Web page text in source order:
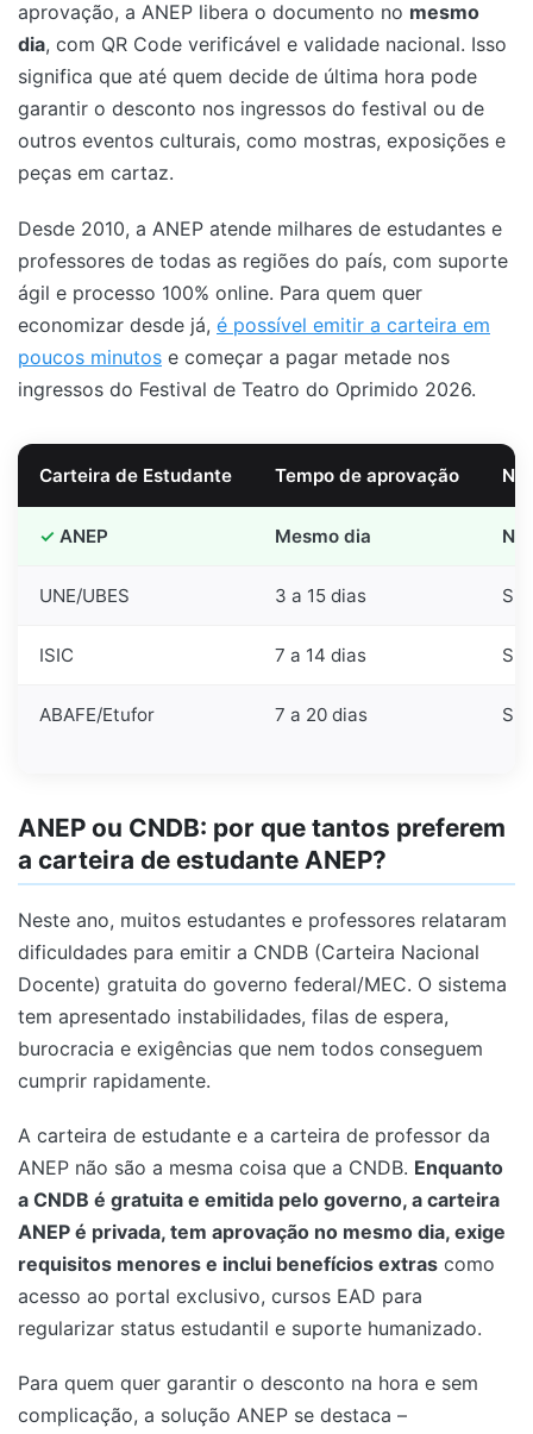
aprovação, a ANEP libera o documento no mesmo
dia, com QR Code verificável e validade nacional. Isso
significa que até quem decide de última hora pode
garantir o desconto nos ingressos do festival ou de
outros eventos culturais, como mostras, exposições e
peças em cartaz.
Desde 2010, a ANEP atende milhares de estudantes e
professores de todas as regiões do país, com suporte
ágil e processo 100% online. Para quem quer
economizar desde já, é possível emitir a carteira em
poucos minutos e começar a pagar metade nos
ingressos do Festival de Teatro do Oprimido 2026.
Carteira de Estudante Tempo de aprovação
ANEP Mesmo dia
UNE/UBES 3 a 15 dias Sim
ISIC 7 a 14 dias Sim
ABAFE/Etufor 7 a 20 dias Sim
ANEP ou CNDB: por que tantos preferem
a carteira de estudante ANEP?
Neste ano, muitos estudantes e professores relataram
dificuldades para emitir a CNDB (Carteira Nacional
Docente) gratuita do governo federal/MEC. O sistema
tem apresentado instabilidades, filas de espera,
burocracia e exigências que nem todos conseguem
cumprir rapidamente.
A carteira de estudante e a carteira de professor da
ANEP não são a mesma coisa que a CNDB. Enquanto
a CNDB é gratuita e emitida pelo governo, a carteira
ANEP é privada, tem aprovação no mesmo dia, exige
requisitos menores e inclui benefícios extras como
acesso ao portal exclusivo, cursos EAD para
regularizar status estudantil e suporte humanizado.
Para quem quer garantir o desconto na hora e sem
complicação, a solução ANEP se destaca –